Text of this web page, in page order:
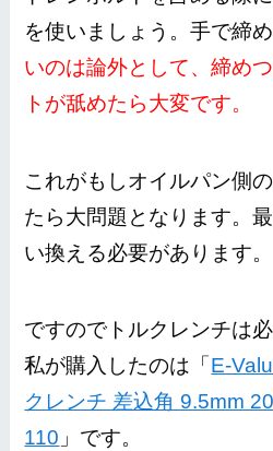
を使いましょう。手で締
いのは論外として、締め
トが舐めたら大変です。
これがもしオイルパン側
たら大問題となります。
い換える必要があります。
ですのでトルクレンチは
私が購入したのは「 E-
クレンチ 差込角 9.5mm
110 」です。